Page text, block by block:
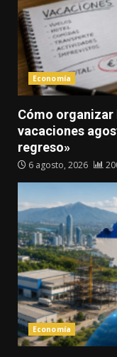
Economía
Cómo organizar
vacaciones
regreso»
6 agosto, 2026
Economía